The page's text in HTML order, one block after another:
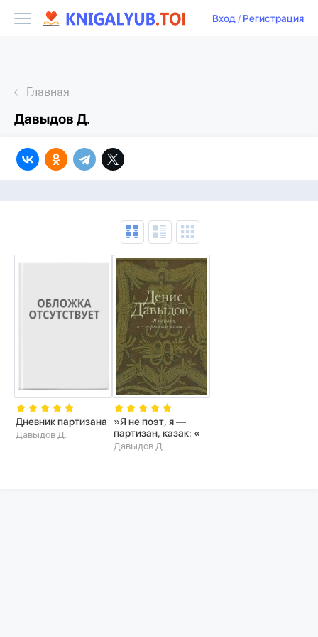
Вход/ Регистрация
Главная
Давыдов Д.
Дневник партизана
Давыдов Д.
»Я не поэт, я —
партизан, казак: «
Давыдов Д.